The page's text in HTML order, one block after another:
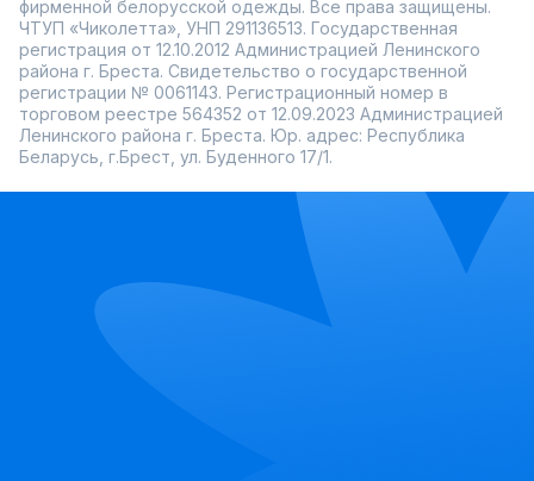
фирменной белорусской одежды. Все права защищены.
ЧТУП «Чиколетта», УНП 291136513. Государственная
регистрация от 12.10.2012 Администрацией Ленинского
района г. Бреста. Свидетельство о государственной
регистрации № 0061143. Регистрационный номер в
торговом реестре 564352 от 12.09.2023 Администрацией
Ленинского района г. Бреста. Юр. адрес: Республика
Беларусь, г.Брест, ул. Буденного 17/1.